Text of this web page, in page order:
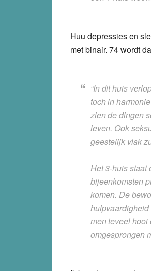
Huu depressies en
met binair. 74 wordt
“In dit huis
toch in
zien de dingen
leven. Ook
geestelijk vlak
Het 3-huis staat
bijeenkomsten
komen. De
hulpvaardigheid
men teveel hooi
omgesprongen